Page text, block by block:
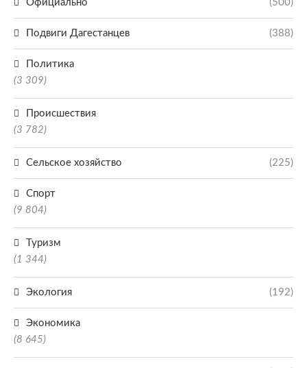
Официально (500)
Подвиги Дагестанцев (388)
Политика
(3 309)
Происшествия
(3 782)
Сельское хозяйство (225)
Спорт
(9 804)
Туризм
(1 344)
Экология (192)
Экономика
(8 645)